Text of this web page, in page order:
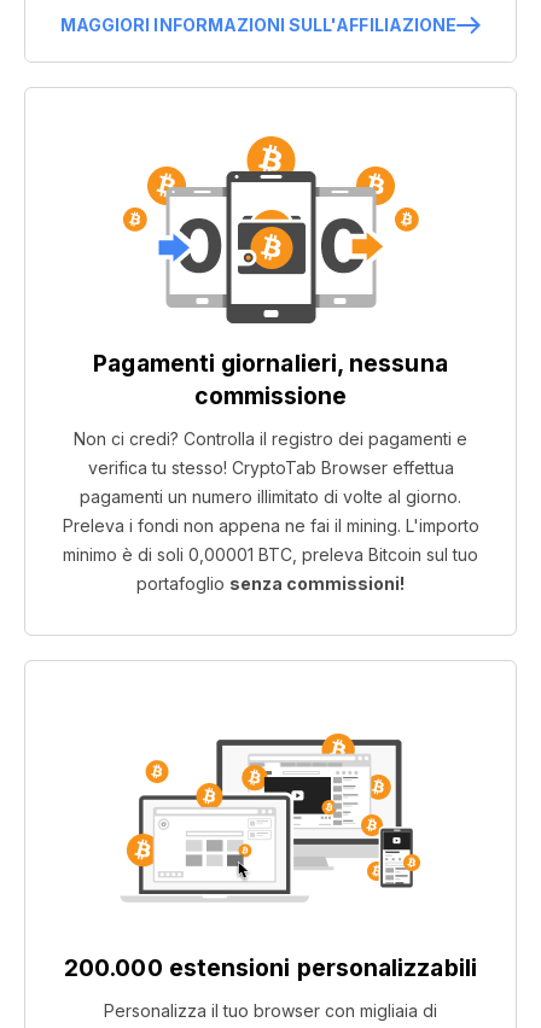
MAGGIORI INFORMAZIONI SULL'AFFILIAZIONE
Pagamenti giornalieri, nessuna
commissione
Non ci credi? Controlla il registro dei pagamenti e
verifica tu stesso! CryptoTab Browser effettua
pagamenti un numero illimitato di volte al giorno.
Preleva i fondi non appena ne fai il mining. L'importo
minimo è di soli 0,00001 BTC, preleva Bitcoin sul tuo
portafoglio senza commissioni!
200.000 estensioni personalizzabili
Personalizza il tuo browser con migliaia di